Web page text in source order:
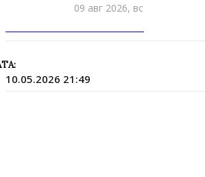
09 авг 2026, вс
10.05.2026 21:49